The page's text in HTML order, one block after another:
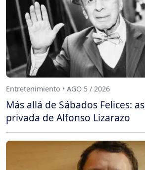
Entretenimiento • AGO 5 / 2026
Más allá de Sábados Felices:
privada de Alfonso Lizarazo